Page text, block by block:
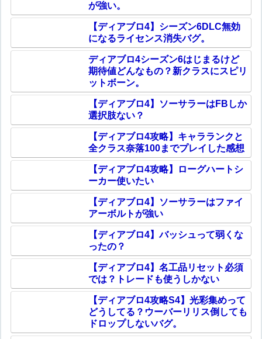
が強い。
【ディアブロ4】シーズン6DLC無効
になるライセンス消失バグ。
ディアブロ4シーズン6はじまるけど
期待値どんなもの？新クラスにスピリ
ットボーン。
【ディアブロ4】ソーサラーはFBしか
選択肢ない？
【ディアブロ4攻略】キャラランクと
全クラス奈落100までプレイした感想
【ディアブロ4攻略】ローグハートシ
ーカー使いたい
【ディアブロ4】ソーサラーはファイ
アーボルトが強い
【ディアブロ4】バッシュって弱くな
ったの？
【ディアブロ4】名工品リセット必須
では？トレードも使うしかない
【ディアブロ4攻略S4】光彩集めって
どうしてる？ウーバーリリス倒しても
ドロップしないバグ。